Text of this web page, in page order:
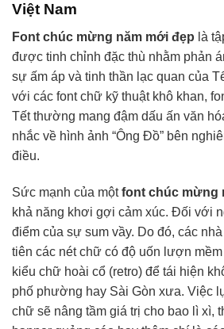
Việt Nam
Font chúc mừng năm mới đẹp là
được tinh chỉnh đặc thù nhằm phản
sự ấm áp và tinh thần lạc quan của
với các font chữ kỹ thuật khô khan,
Tết thường mang đậm dấu ấn văn
nhắc về hình ảnh “Ông Đồ” bên
điều.
Sức mạnh của mộtfont chúc mừng
khả năng khơi gợi cảm xúc. Đối với
điểm của sự sum vầy. Do đó, các
tiên các nét chữ có độ uốn lượn
kiểu chữ hoài cổ (retro) để tái hiện
phố phường hay Sài Gòn xưa. Việc
chữ sẽ nâng tầm giá trị cho bao lì xì,